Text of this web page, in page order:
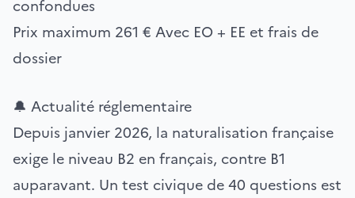
confondues
Prix maximum 261 € Avec EO + EE et frais de
dossier
🔔 Actualité réglementaire
Depuis janvier 2026, la naturalisation française
exige le niveau B2 en français, contre B1
auparavant. Un test civique de 40 questions est